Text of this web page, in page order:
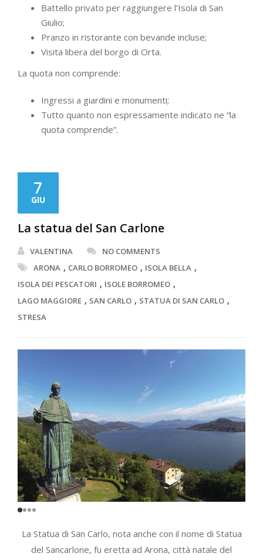
Battello privato per raggiungere l’Isola di San
Giulio;
Pranzo in ristorante con bevande incluse;
Visita libera del borgo di Orta.
La quota non comprende:
Ingressi a giardini e monumenti;
Tutto quanto non espressamente indicato ne “la
quota comprende”.
7
GIU
La statua del San Carlone
VALENTINA
NO COMMENTS
ARONA , CARLO BORROMEO , ISOLA BELLA ,
ISOLA DEI PESCATORI , ISOLE BORROMEO ,
LAGO MAGGIORE , SAN CARLO , STATUA DI SAN CARLO ,
STRESA
La Statua di San Carlo, nota anche con il nome di Statua
del Sancarlone, fu eretta ad Arona, città natale del